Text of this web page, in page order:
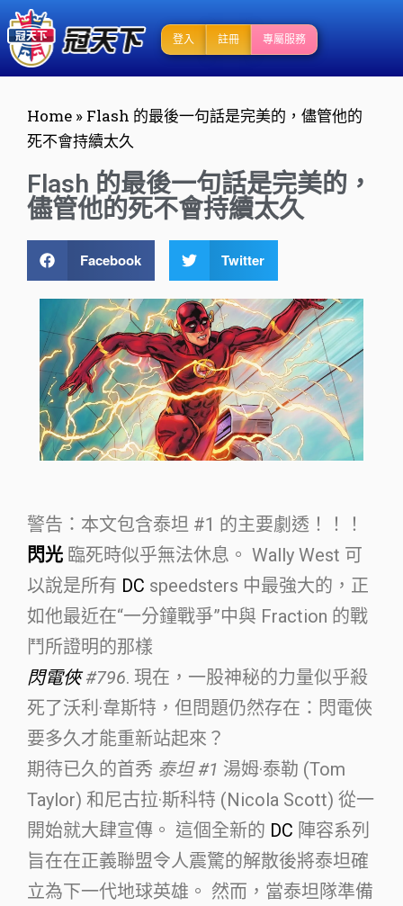
登入 註冊 專屬服務
Home » Flash 的最後一句話是完美的，儘管他的
死不會持續太久
Flash 的最後一句話是完美的，
儘管他的死不會持續太久
Facebook Twitter
警告：本文包含泰坦 #1 的主要劇透！！！
閃光 臨死時似乎無法休息。 Wally West 可
以說是所有 DC speedsters 中最強大的，正
如他最近在“一分鐘戰爭”中與 Fraction 的戰
鬥所證明的那樣
閃電俠#796. 現在，一股神秘的力量似乎殺
死了沃利·韋斯特，但問題仍然存在：閃電俠
要多久才能重新站起來？
期待已久的首秀 泰坦 #1 湯姆·泰勒 (Tom
Taylor) 和尼古拉·斯科特 (Nicola Scott) 從一
開始就大肆宣傳。 這個全新的 DC 陣容系列
旨在在正義聯盟令人震驚的解散後將泰坦確
立為下一代地球英雄。 然而，當泰坦隊準備